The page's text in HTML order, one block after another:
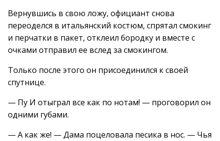
Вернувшись в свою ложу, официант снова
переоделся в итальянский костюм, спрятал смокинг
и перчатки в пакет, отклеил бородку и вместе с
очками отправил ее вслед за смокингом.
Только после этого он присоединился к своей
спутнице.
— Пу И отыграл все как по нотам! — проговорил он
одними губами.
— А как же! — Дама поцеловала песика в нос. — Чья